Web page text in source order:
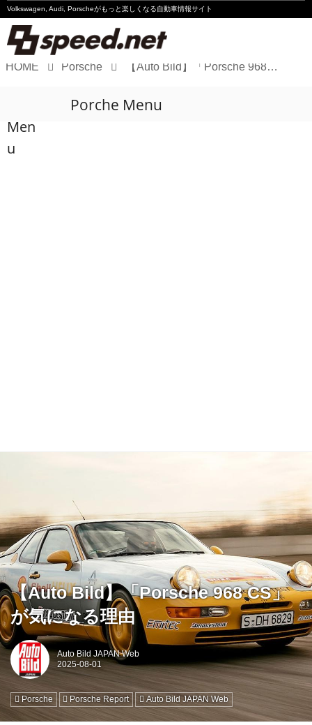
Volkswagen, Audi, Porscheがもっと楽しくなる自動車情報サイト
Audi
HOME Porsche 【Auto Bild】「Porsche 968 CS」が気になる理由
Men
u
Porche Menu
【Auto Bild】「Porsche 968 CS」
が気になる理由
Auto Bild JAPAN Web
Porsche Porsche Report Auto Bild JAPAN Web